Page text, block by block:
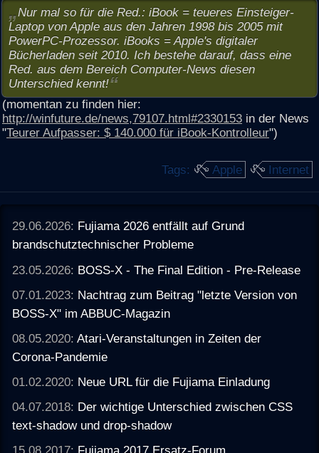
Nur mal so für die Red.: iBook = teueres Einsteiger-
Laptop von Apple aus den Jahren 1998 bis 2005 mit
PowerPC-Prozessor. iBooks = Apple's digitaler
Bücherladen seit 2010. Ich bestehe darauf, dass eine
Red. aus dem Bereich Computer-News diesen
Unterschied kennt!
(momentan zu finden hier:
http://winfuture.de/news,79107.html#2330153 in der News
"Teurer Aufpasser: $ 140.000 für iBook-Kontrolleur")
Tags: Apple Internet
29.06.2026: Fujiama 2026 entfällt auf Grund
brandschutztechnischer Probleme
23.05.2026: BOSS-X - The Final Edition - Pre-Release
07.01.2023: Nachtrag zum Beitrag "letzte Version von
BOSS-X" im ABBUC-Magazin
08.05.2020:Atari-Veranstaltungen in Zeiten der
Corona-Pandemie
01.02.2020: Neue URL für die Fujiama Einladung
04.07.2018: Der wichtige Unterschied zwischen CSS
text-shadow und drop-shadow